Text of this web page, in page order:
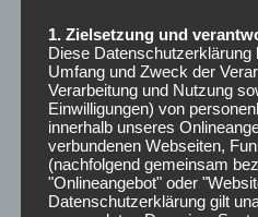
1. Zielsetzung und
Diese Datenschutzerklärung
Umfang und Zweck der
Verarbeitung und Nutzung
Einwilligungen) von
innerhalb unseres
verbundenen Webseiten,
(nachfolgend gemeinsam
"Onlineangebot" oder
Datenschutzerklärung gilt